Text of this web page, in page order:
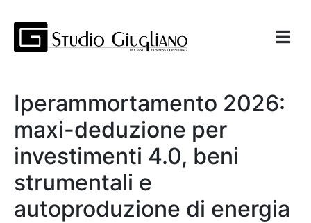
Iperammortamento 2026:
maxi-deduzione per
investimenti 4.0, beni
strumentali e
autoproduzione di energia